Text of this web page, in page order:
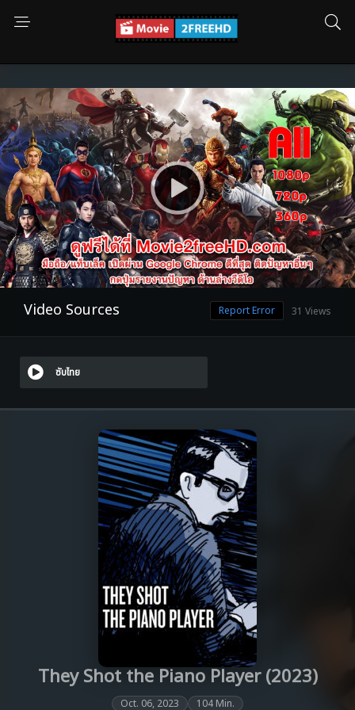
Video Sources 31 Views
Report Error
ซับไทย
They Shot the Piano Player (2023)
Oct. 06, 2023 104 Min.